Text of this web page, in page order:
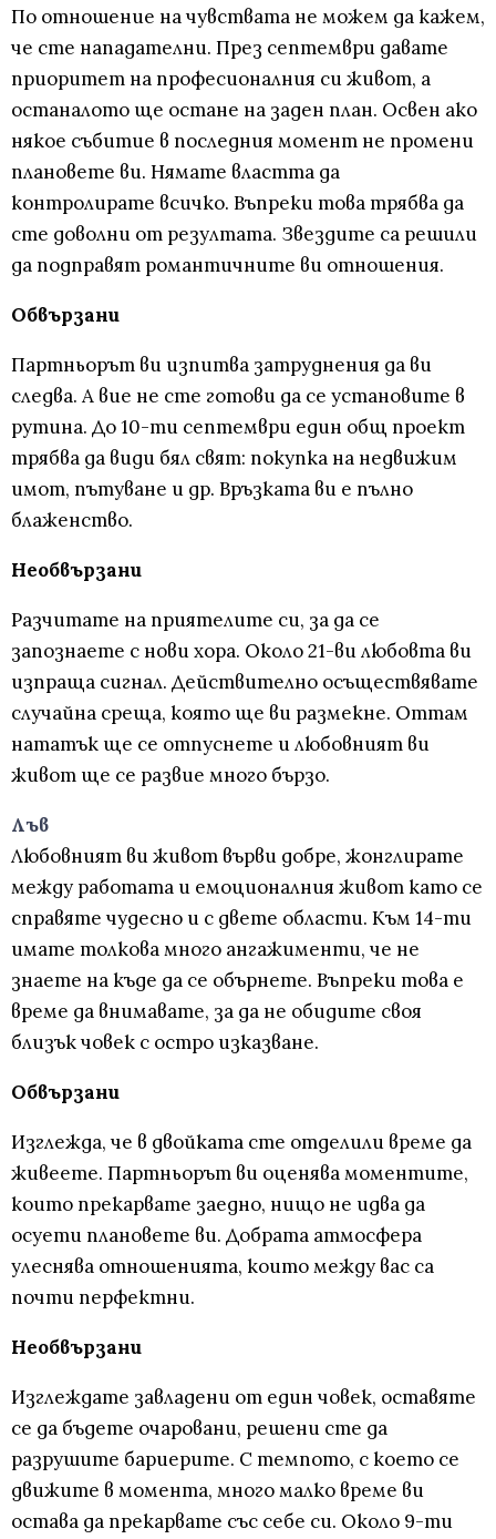
По отношение на чувствата не можем да кажем,
че сте нападателни. През септември давате
приоритет на професионалния си живот, а
останалото ще остане на заден план. Освен ако
някое събитие в последния момент не промени
плановете ви. Нямате властта да
контролирате всичко. Въпреки това трябва да
сте доволни от резултата. Звездите са решили
да подправят романтичните ви отношения.
Обвързани
Партньорът ви изпитва затруднения да ви
следва. А вие не сте готови да се установите в
рутина. До 10-ти септември един общ проект
трябва да види бял свят: покупка на недвижим
имот, пътуване и др. Връзката ви е пълно
блаженство.
Необвързани
Разчитате на приятелите си, за да се
запознаете с нови хора. Около 21-ви любовта ви
изпраща сигнал. Действително осъществявате
случайна среща, която ще ви размекне. Оттам
нататък ще се отпуснете и любовният ви
живот ще се развие много бързо.
Лъв
Любовният ви живот върви добре, жонглирате
между работата и емоционалния живот като се
справяте чудесно и с двете области. Към 14-ти
имате толкова много ангажименти, че не
знаете на къде да се обърнете. Въпреки това е
време да внимавате, за да не обидите своя
близък човек с остро изказване.
Обвързани
Изглежда, че в двойката сте отделили време да
живеете. Партньорът ви оценява моментите,
които прекарвате заедно, нищо не идва да
осуети плановете ви. Добрата атмосфера
улеснява отношенията, които между вас са
почти перфектни.
Необвързани
Изглеждате завладени от един човек, оставяте
се да бъдете очаровани, решени сте да
разрушите бариерите. С темпото, с което се
движите в момента, много малко време ви
остава да прекарвате със себе си. Около 9-ти